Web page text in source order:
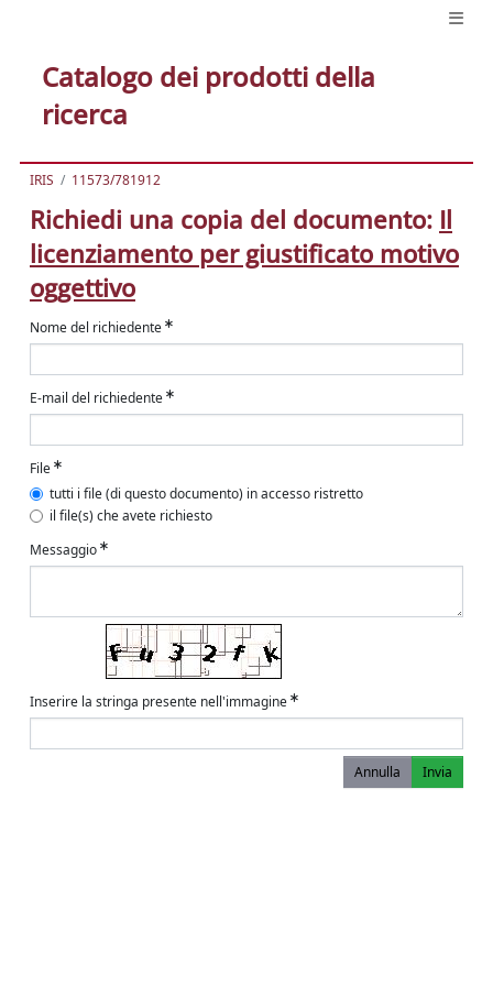
Catalogo dei prodotti della
ricerca
IRIS 11573/781912
Richiedi una copia del documento: Il
licenziamento per giustificato motivo
oggettivo
Nome del richiedente
E-mail del richiedente
File
tutti i file (di questo documento) in accesso ristretto
il file(s) che avete richiesto
Messaggio
Inserire la stringa presente nell'immagine
Annulla Invia